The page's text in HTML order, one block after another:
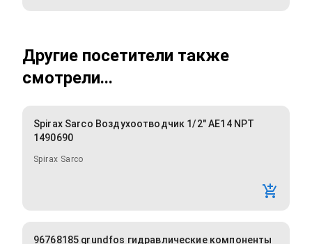
Другие посетители также
смотрели...
Spirax Sarco Воздухоотводчик 1/2" AE14 NPT
1490690
Spirax Sarco
96768185 grundfos гидравлические компоненты